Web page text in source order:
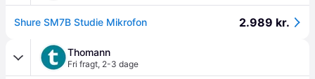
Shure SM7B Studie Mikrofon 2.989 kr.
Thomann
Fri fragt, 2-3 dage